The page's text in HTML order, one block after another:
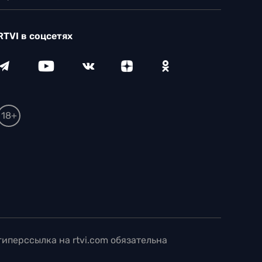
в соцсетях
18+
на rtvi.com обязательна